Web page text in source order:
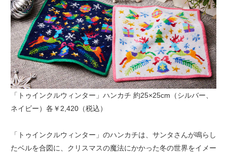
「トゥインクルウィンター」ハンカチ 約25×25cm（シルバー、
ネイビー）各￥2,420（税込）
「トゥインクルウィンター」のハンカチは、サンタさんが鳴らし
たベルを合図に、クリスマスの魔法にかかった冬の世界をイメー